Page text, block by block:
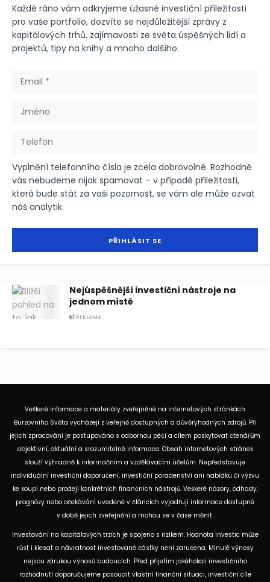
Každé ráno vám odkryjeme úžasné investiční příležitosti
pro vaše portfolio, dozvíte se nejdůležitější zprávy z
kapitálových trhů, zajímavosti ze světa úspěšných lidí a
projektů, tipy na knihy a mnoho dalšího.
Vyplnění telefonního čísla je zcela dobrovolné. Rozhodně
vás nebudeme nijak spamovat – v případě příležitosti,
která bude stát za vaši pozornost, se vám ale může ozvat
náš analytik.
Nejúspěšnější investiční nástroje na
jednom místě
REKLAMA
Veškeré informace a materiály zveřejněné na internetových stránkách
Burzovního Světa vycházejí z veřejně dostupných a důvěryhodných zdrojů. Při
jejich zpracování je postupováno s odbornou péčí a cílem poskytovat čtenářům
objektivní, aktuální a srozumitelné informace. Obsah internetových stránek
slouží výhradně k informačním a vzdělávacím účelům. Nepředstavuje
individuální investiční doporučení, investiční poradenství ani nabídku či výzvu
ke koupi nebo prodeji konkrétních finančních nástrojů. Veškeré názory, odhady,
prognózy nebo očekávání uvedené v článcích vyjadřují informace dostupné
v době jejich zveřejnění a mohou se v čase měnit.
Investování na kapitálových trzích je spojeno s rizikem. Hodnota investic může
růst i klesat a návratnost investované částky není zaručena. Minulé výnosy
nejsou zárukou výnosů budoucích. Před přijetím jakéhokoli investičního
rozhodnutí doporučujeme posoudit vlastní finanční situaci, investiční cíle